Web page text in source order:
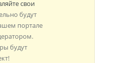
свои
будут
портале
будут